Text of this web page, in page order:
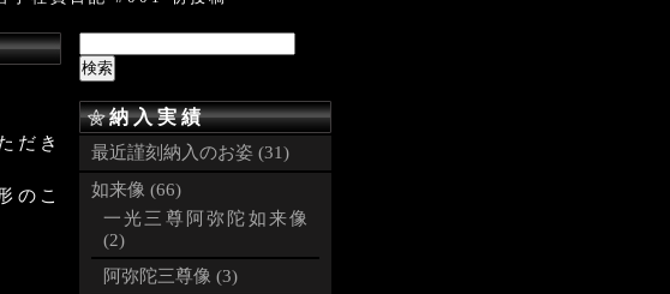
だき
のこ
納 入 実 績
最近謹刻納入のお姿 (31)
如来像 (66)
一光三尊阿弥陀如来像
(2)
阿弥陀三尊像 (3)